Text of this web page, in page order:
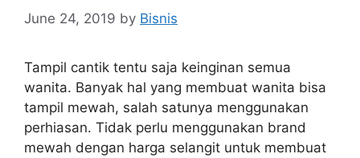
June 24, 2019 by Bisnis
Tampil cantik tentu saja keinginan semua
wanita. Banyak hal yang membuat wanita bisa
tampil mewah, salah satunya menggunakan
perhiasan. Tidak perlu menggunakan brand
mewah dengan harga selangit untuk membuat